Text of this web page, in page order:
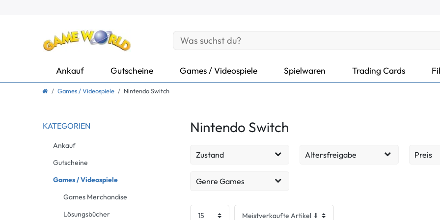
Ankauf Gutscheine Games / Videospiele Spielwaren Trading Cards
Games / Videospiele Nintendo Switch
KATEGORIEN
Ankauf
Gutscheine
Games / Videospiele
Games Merchandise
Lösungsbücher
Nintendo Switch
Zustand
3
Altersfreigabe
ab 6 Jahren
Preis
Genre Games